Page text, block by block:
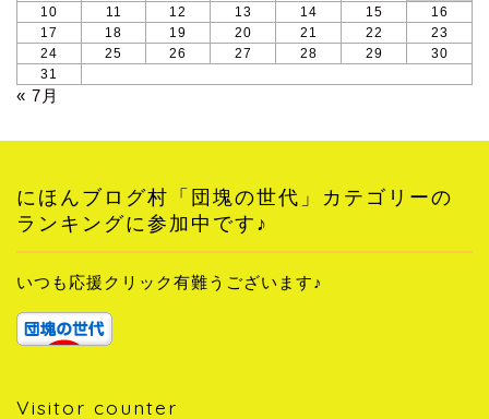
10
11 12 13 14 15
16
17
18 19 20 21 22
23
24
25 26 27 28 29
30
31
« 7月
にほんブログ村「団塊の世代」カテゴリーの
ランキングに参加中です♪
いつも応援クリック有難うございます♪
Visitor counter